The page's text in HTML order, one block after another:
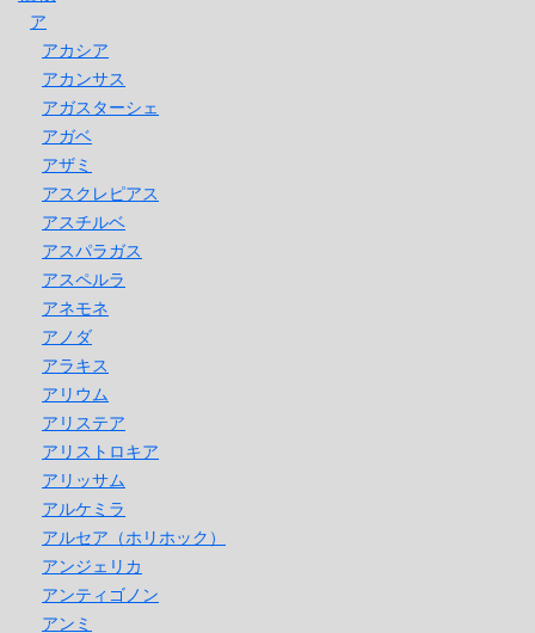
ア
アカシア
アカンサス
アガスターシェ
アガベ
アザミ
アスクレピアス
アスチルベ
アスパラガス
アスペルラ
アネモネ
アノダ
アラキス
アリウム
アリステア
アリストロキア
アリッサム
アルケミラ
アルセア（ホリホック）
アンジェリカ
アンティゴノン
アンミ